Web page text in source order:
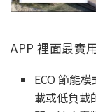
APP 裡面最實
ECO 節能
載或低負載